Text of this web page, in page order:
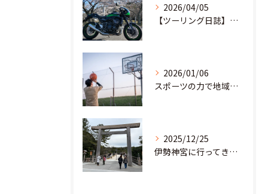
2026/04/05
【ツーリング日誌】桜満開！茨城の里山を駆け抜け、愛宕神社へ
2026/01/06
スポーツの力で地域と教育の未来を創る。部活動の「地域移行」に挑む若き起業家
2025/12/25
伊勢神宮に行ってきました！